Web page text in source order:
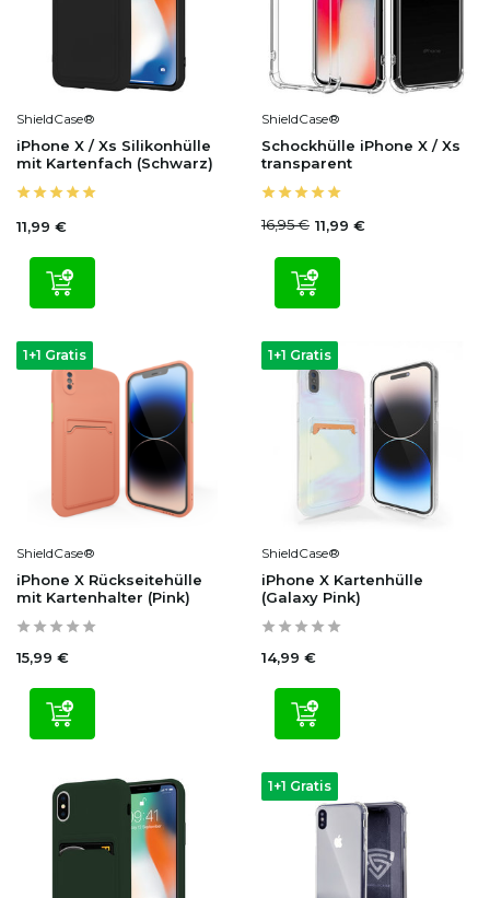
ShieldCase®
iPhone X / Xs Silikonhülle
mit Kartenfach (Schwarz)
11,99 €
ShieldCase®
Schockhülle iPhone X / Xs
transparent
16,95 € 11,99 €
1+1 Gratis
ShieldCase®
iPhone X Rückseitehülle
mit Kartenhalter (Pink)
15,99 €
1+1 Gratis
ShieldCase®
iPhone X Kartenhülle
(Galaxy Pink)
14,99 €
1+1 Gratis